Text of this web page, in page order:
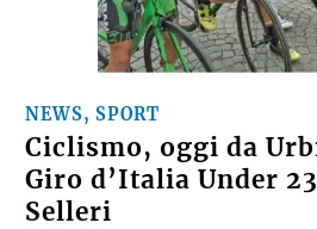
NEWS, SPORT
Ciclismo, oggi da
Giro d’Italia Under
Selleri